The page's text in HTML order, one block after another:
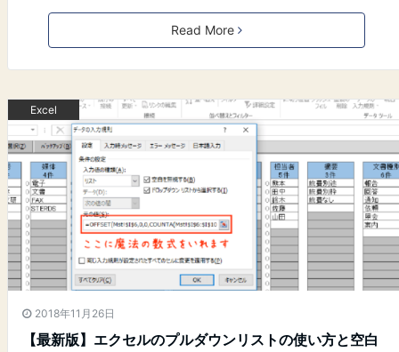
Read More
Excel
2018年11月26日
【最新版】エクセルのプルダウンリストの使い方と空白